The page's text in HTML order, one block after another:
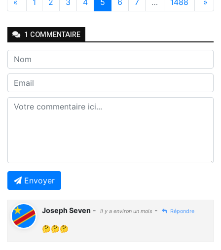
1 COMMENTAIRE
Envoyer
Joseph Seven - Il y a environ un mois - Répondre
🤔🤔🤔